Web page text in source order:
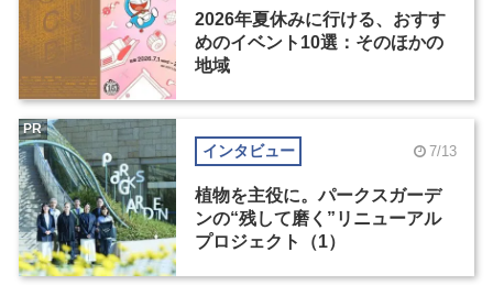
2026年夏休みに行ける、おすす
めのイベント10選：そのほかの
地域
インタビュー 7/13
植物を主役に。パークスガーデ
ンの“残して磨く”リニューアル
プロジェクト（1）
PR